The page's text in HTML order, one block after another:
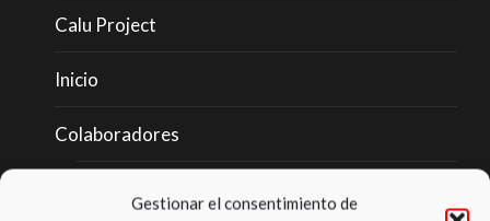
Gestionar el consentimiento de
Calu Project
Inicio
Colaboradores